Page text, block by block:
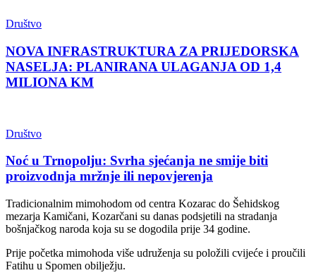
Društvo
NOVA INFRASTRUKTURA ZA PRIJEDORSKA
NASELJA: PLANIRANA ULAGANJA OD 1,4
MILIONA KM
Društvo
Noć u Trnopolju: Svrha sjećanja ne smije biti
proizvodnja mržnje ili nepovjerenja
Tradicionalnim mimohodom od centra Kozarac do Šehidskog
mezarja Kamičani, Kozarčani su danas podsjetili na stradanja
bošnjačkog naroda koja su se dogodila prije 34 godine.
Prije početka mimohoda više udruženja su položili cvijeće i proučili
Fatihu u Spomen obilježju.